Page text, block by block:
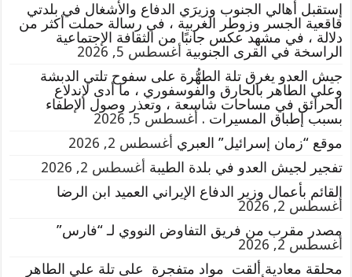
إستقبل أهالي الجنوب وزيرَي الدفاع والأشغال في بلدتي
قاقعية الجسر وزوطر الغربية ، في رسالة حملت أكثر من
دلالة ، في مشهد عكس جانبًا من الثقافة الإجتماعية
الراسخة في القرى الجنوبية أغسطس 5, 2026
جيش العدو يغرق تلة الطهُّرة على سفوح تلتي الدبشة
وعلي الطاهر بالحارق والفوسفوري ، ما أدى لإندلاع
الحرائق في مساحات شاسعة ، وتعذر وصول الإطفاء
بسبب إطباق المسيرات . أغسطس 5, 2026
موقع “زمان إسرائيل” العبري أغسطس 2, 2026
تفجير لجيش العدو في بلدة الطيبة أغسطس 2, 2026
القائم بأعمال وزير الدفاع الإيراني العميد ابن الرضا
أغسطس 2, 2026
مصدر مقرب من فريق التفاوض النووي لـ “فارس”
أغسطس 2, 2026
محلقة معادية ألقت مواد متفجرة على تلة علي الطاهر